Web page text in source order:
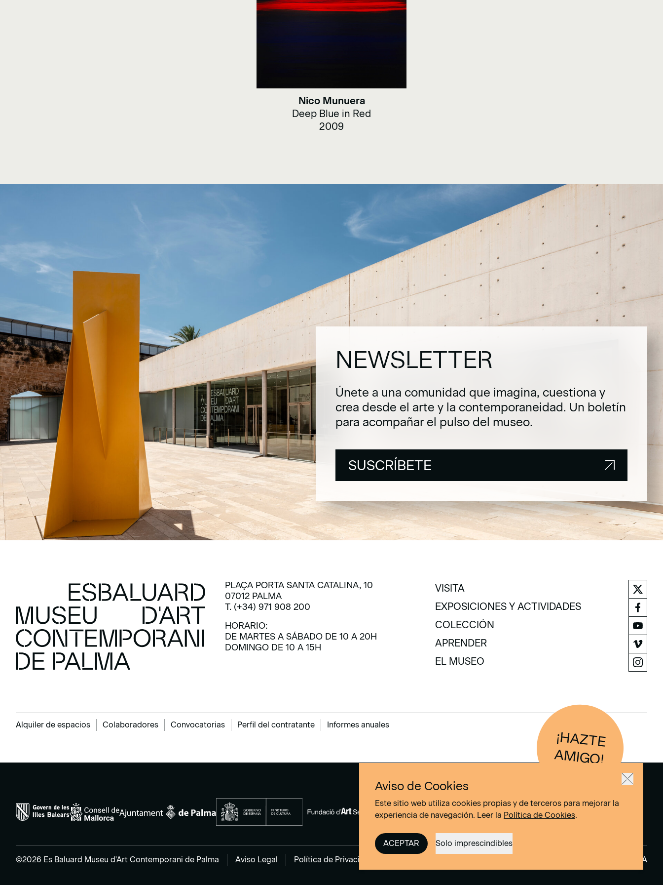
Nico Munuera
Deep Blue in Red
2009
NEWSLETTER
Únete a una comunidad que imagina, cuestiona y
crea desde el arte y la contemporaneidad. Un boletín
para acompañar el pulso del museo.
SUSCRÍBETE
PLAÇA PORTA SANTA CATALINA, 10
07012 PALMA
T. (+34) 971 908 200
HORARIO:
DE MARTES A SÁBADO DE 10 A 20H
DOMINGO DE 10 A 15H
VISITA
VISITA
EXPOSICIONES Y ACTIVIDADES
EXPOSICIONES Y ACTIVIDADES
COLECCIÓN
COLECCIÓN
APRENDER
APRENDER
EL MUSEO
Alquiler de espacios Colaboradores Convocatorias Perfil del contratante Informes anuales
¡H
AZTE
AM
IG
O
!
©2026 Es Baluard Museu d'Art Contemporani de Palma Aviso Legal Política de Privacidad DOMO–A
Aviso de Cookies
Este sitio web utiliza cookies propias y de terceros para mejorar la
experiencia de navegación. Leer la Política de Cookies.
ACEPTAR Solo imprescindibles